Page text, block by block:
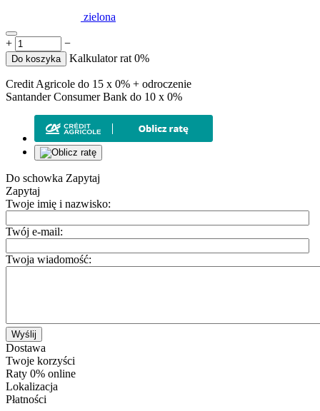
zielona
+ −
Do koszyka Kalkulator rat 0%
Credit Agricole do 15 x 0% + odroczenie
Santander Consumer Bank do 10 x 0%
Do schowka Zapytaj
Zapytaj
Twoje imię i nazwisko:
Twój e-mail:
Twoja wiadomość:
Wyślij
Dostawa
Twoje korzyści
Raty 0% online
Lokalizacja
Płatności